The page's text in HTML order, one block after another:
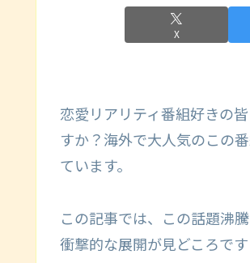
X
恋愛リアリティ番組好きの
すか？海外で大人気のこの
ています。
この記事では、この話題沸
衝撃的な展開が見どころです